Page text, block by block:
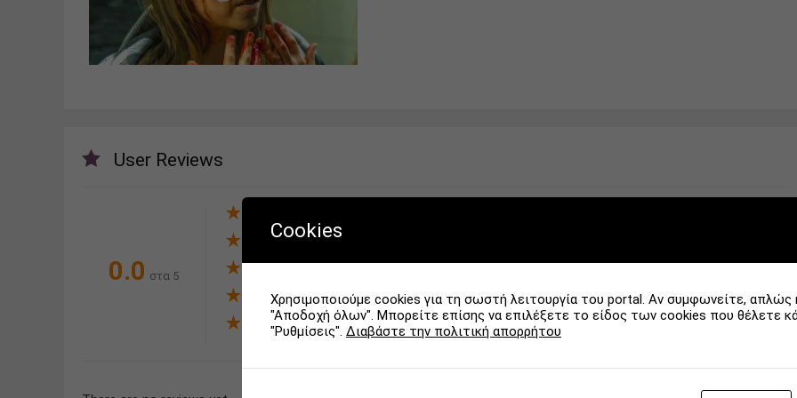
User Reviews
0.0 στα 5
★
★ ★★★
★★★★★
★ ★★★ 0
★ ★★★
Cookies
Χρησιμοποιούμε cookies για τη σωστή λειτουργία του portal. Αν συμφωνείτε, απλώς
"Αποδοχή όλων". Μπορείτε επίσης να επιλέξετε το είδος των cookies που θέλετε
"Ρυθμίσεις". Διαβάστε την πολιτική απορρήτου